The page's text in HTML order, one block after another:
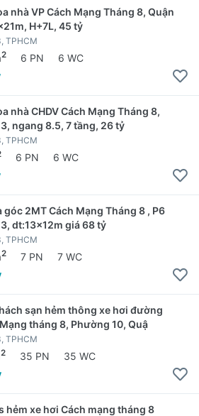
nhà VP Cách Mạng Tháng 8, Quận
H+7L, 45 tỷ
TPHCM
2 6 PN 6 WC
nhà CHDV Cách Mạng Tháng 8,
ngang 8.5, 7 tầng, 26 tỷ
TPHCM
6 PN 6 WC
góc 2MT Cách Mạng Tháng 8 , P6
dt:13x12m giá 68 tỷ
TPHCM
2 7 PN 7 WC
sạn hẻm thông xe hơi đường
tháng 8, Phường 10, Quậ
TPHCM
2 35 PN 35 WC
hẻm xe hơi Cách mạng tháng 8